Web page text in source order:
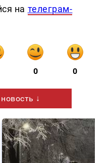
на телеграм-
0 0
↓